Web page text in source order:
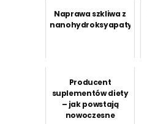
Naprawa szkliwa z
nanohydroksyapatytem
Producent
suplementów diety
– jak powstają
nowoczesne